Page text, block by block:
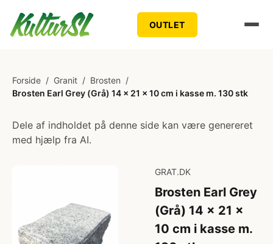
OUTLET
Forside / Granit / Brosten /
Brosten Earl Grey (Grå) 14 x 21 x 10 cm i kasse m. 130 stk
Dele af indholdet på denne side kan være genereret
med hjælp fra AI.
GRAT.DK
Brosten Earl Grey
(Grå) 14 x 21 x
10 cm i kasse m.